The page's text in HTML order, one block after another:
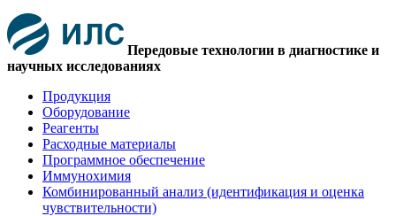
Передовые технологии в диагностике и
научных исследованиях
Продукция
Оборудование
Реагенты
Расходные материалы
Программное обеспечение
Иммунохимия
Комбинированный анализ (идентификация и оценка
чувствительности)